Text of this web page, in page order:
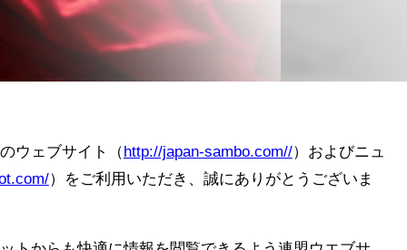
ウェブサイト（ http://japan-sambo.com//）およびニュ
）をご利用いただき、誠にありがとうございま